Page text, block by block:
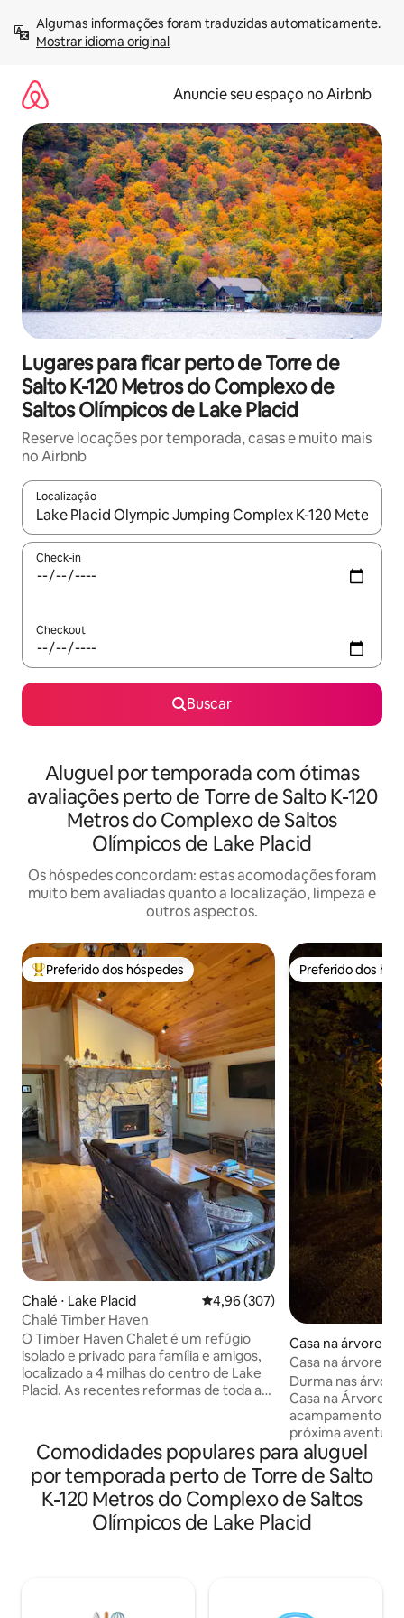
para
Mostrar idioma original
Anuncie seu espaço no Airbnb
Lugares para ficar perto de Torre de
Salto K-120 Metros do Complexo de
Saltos Olímpicos de Lake Placid
Reserve locações por temporada, casas e muito mais
no Airbnb
Localização
Quando os resultados estiverem disponíveis, explore-os
Check-in
Checkout
Buscar
Aluguel por temporada com ótimas
avaliações perto de Torre de Salto K-120
Metros do Complexo de Saltos
Olímpicos de Lake Placid
Os hóspedes concordam: estas acomodações foram
muito bem avaliadas quanto a localização, limpeza e
outros aspectos.
Entre os melhores preferidos dos hóspedes
Preferido dos hóspedes
Chalé ⋅ Lake Placid 4,96 de uma avaliação média de
4,96 (307)
Chalé Timber Haven
O Timber Haven Chalet é um refúgio
isolado e privado para família e amigos,
localizado a 4 milhas do centro de Lake
Placid. As recentes reformas de toda a
caminhantes, esquiadores cross-
country e a poucos minutos de todos os
locais olímpicos. A área de estar principal
tem pisos de madeira, teto abobadado,
uma lareira a gás no andar de cima, TV e
uma cozinha totalmente equipada.
uma churrasqueira a gás Weber. Há 2
Preferido dos
Preferido dos
Casa na árvore ⋅
Casa na árvore
Durma nas
Casa na Árvore
acampamento
próxima
para se
O lugar perfeito
mas não isolado.
na cozinha
distância, sem
fogão de
Comodidades populares para aluguel
por temporada perto de Torre de Salto
K-120 Metros do Complexo de Saltos
Olímpicos de Lake Placid